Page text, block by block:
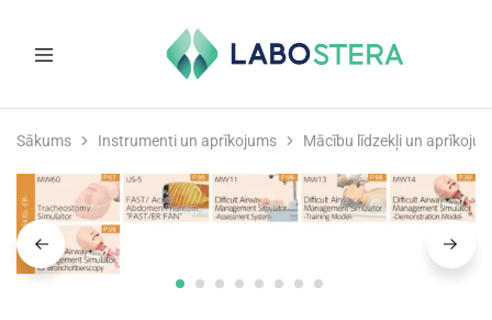
un
iekārtas
Sākums Instrumenti un aprīkojums Mācību līdzekļi un